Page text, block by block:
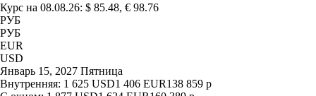
Курс на 08.08.26: $ 85.48, € 98.76
РУБ
РУБ
EUR
USD
Январь 15, 2027 Пятница
Внутренняя: 1 625 USD1 406 EUR138 859 р